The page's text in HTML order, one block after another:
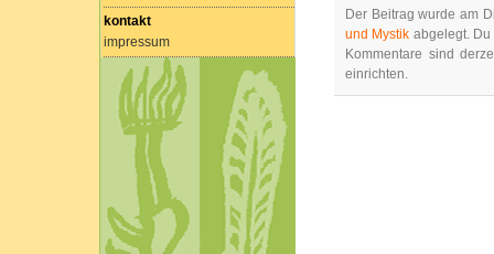
kontakt
impressum
Der Beitrag wurde am
und Mystik abgelegt.
Kommentare sind
einrichten.